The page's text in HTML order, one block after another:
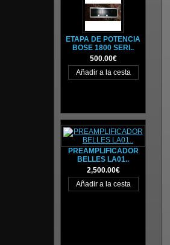
ETAPA DE POTENCIA
BOSE 1800 SERI..
500.00€
PREAMPLIFICADOR
BELLES LA01..
2,500.00€